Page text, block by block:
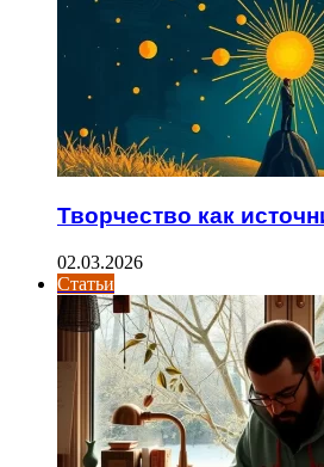
Творчество как
02.03.2026
Статьи